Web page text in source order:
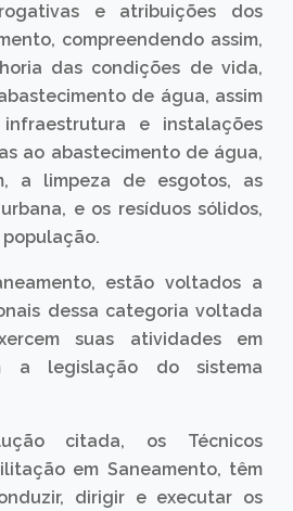
e atribuições dos
compreendendo assim,
das condições de vida,
de água, assim
e instalações
ao abastecimento de água,
a limpeza de esgotos, as
e os resíduos sólidos,
estão voltados a
dessa categoria voltada
suas atividades em
a legislação do sistema
citada, os Técnicos
em Saneamento, têm
dirigir e executar os